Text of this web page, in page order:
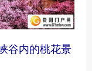
谷内的桃花景